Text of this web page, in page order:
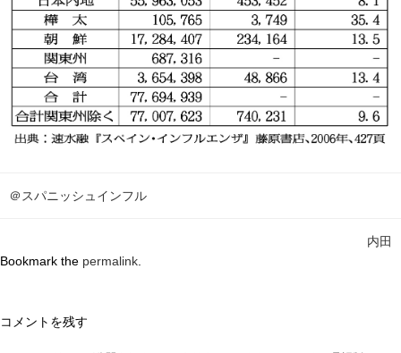
＠スパニッシュインフル
内田
Bookmark the permalink
コメントを残す